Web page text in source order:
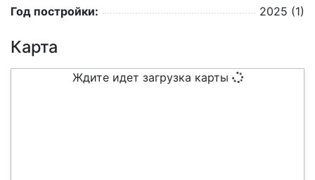
Год постройки:
2025 (1)
Карта
Ждите идет загрузка карты